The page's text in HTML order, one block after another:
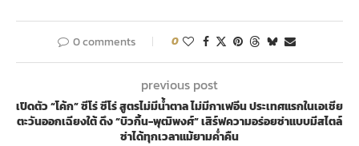
0 comments 0
previous post
เปิดตัว “โค้ก” ซีโร่ ซีโร่ สูตรไม่มีน้ำตาล ไม่มีกาเฟอีน ประเทศแรกในเอเชีย
ตะวันออกเฉียงใต้ ดึง “บิวกิ้น-พุฒิพงศ์” เสิร์ฟความอร่อยซ่าแบบมีสไตล์
ซ่าได้ทุกเวลาแม้ยามค่ำคืน